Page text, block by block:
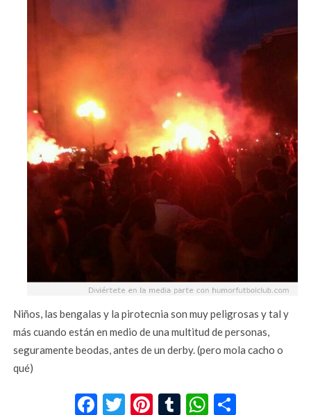
Niños, las bengalas y la pirotecnia son muy peligrosas y tal y
más cuando están en medio de una multitud de personas,
seguramente beodas, antes de un derby. (pero mola cacho o
qué)
Facebook
Twitter
Pinterest
TumblrWhatsApp